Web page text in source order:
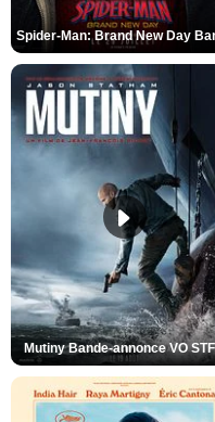
Mutiny Bande-annonce VO